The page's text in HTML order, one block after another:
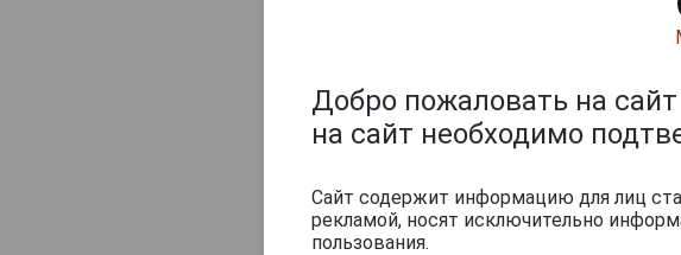
Добро пожаловать на сайт
на сайт необходимо
Сайт содержит информацию для лиц
рекламой, носят исключительно
пользования.